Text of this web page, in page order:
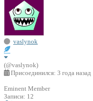
vaslynok
(@vaslynok)
Присоединился: 3 года назад
Eminent Member
Записи: 12